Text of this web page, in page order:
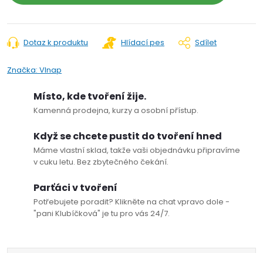
Dotaz k produktu Hlídací pes Sdílet
Značka: Vlnap
Místo, kde tvoření žije.
Kamenná prodejna, kurzy a osobní přístup.
Když se chcete pustit do tvoření hned
Máme vlastní sklad, takže vaši objednávku připravíme
v cuku letu. Bez zbytečného čekání.
Parťáci v tvoření
Potřebujete poradit? Klikněte na chat vpravo dole -
"pani Klubíčková" je tu pro vás 24/7.